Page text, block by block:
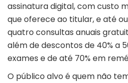
assinatura digital, com custo
que oferece ao titular, e até
quatro consultas anuais
além de descontos de 40% a
exames e de até 70% em
O público alvo é quem não